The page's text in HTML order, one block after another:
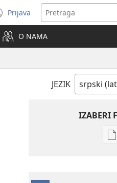
Prijava
(otvara
novi
prozor)
O NAMA
JEZIK
IZABERI